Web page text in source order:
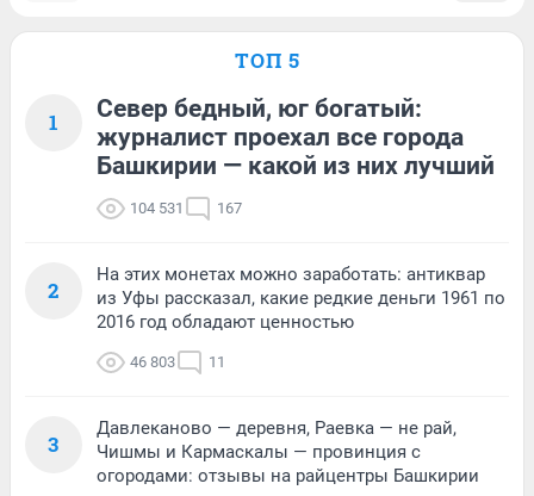
ТОП 5
1
Север бедный, юг богатый:
журналист проехал все города
Башкирии — какой из них лучший
104 531 167
2
На этих монетах можно заработать: антиквар
из Уфы рассказал, какие редкие деньги 1961 по
2016 год обладают ценностью
46 803 11
3
Давлеканово — деревня, Раевка — не рай,
Чишмы и Кармаскалы — провинция с
огородами: отзывы на райцентры Башкирии